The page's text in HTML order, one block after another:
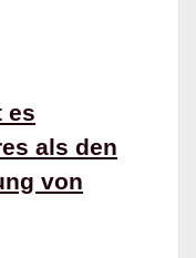
es
als den
von